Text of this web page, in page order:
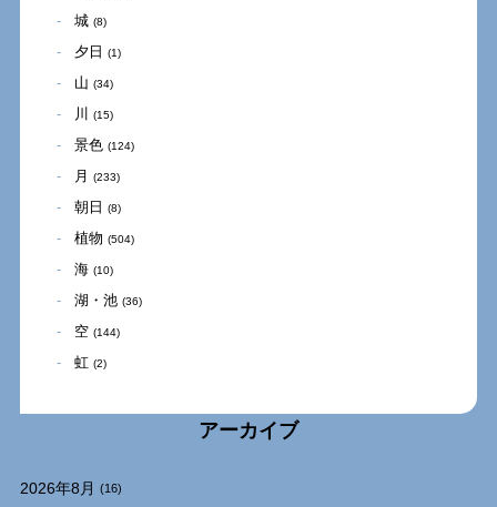
城 (8)
夕日 (1)
山 (34)
川 (15)
景色 (124)
月 (233)
朝日 (8)
植物 (504)
海 (10)
湖・池 (36)
空 (144)
虹 (2)
アーカイブ
2026年8月 (16)